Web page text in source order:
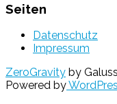
Seiten
Datenschutz
Impressum
ZeroGravity by
Powered by